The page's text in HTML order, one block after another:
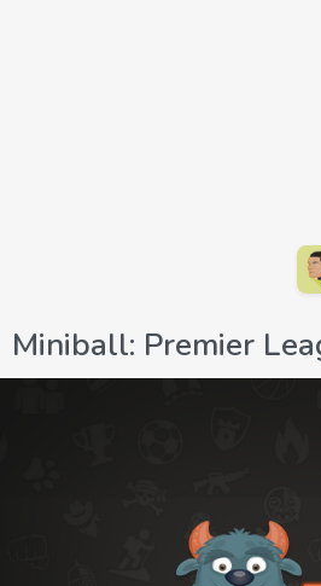
Miniball: Premier